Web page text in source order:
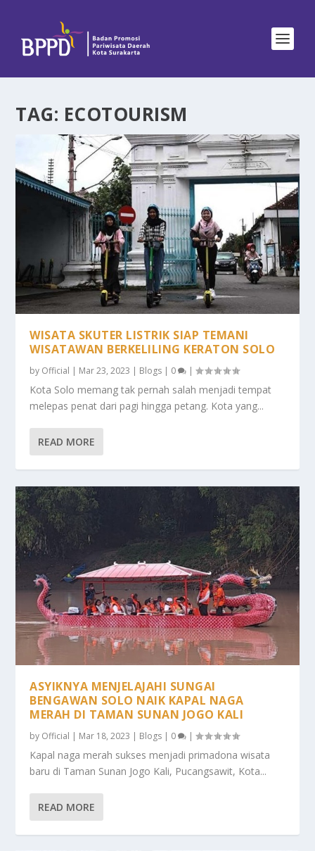
TAG: ECOTOURISM
WISATA SKUTER LISTRIK SIAP TEMANI
WISATAWAN BERKELILING KERATON SOLO
by Official | Mar 23, 2023 | Blogs | 0 |
Kota Solo memang tak pernah salah menjadi tempat
melepas penat dari pagi hingga petang. Kota yang...
READ MORE
ASYIKNYA MENJELAJAHI SUNGAI
BENGAWAN SOLO NAIK KAPAL NAGA
MERAH DI TAMAN SUNAN JOGO KALI
by Official | Mar 18, 2023 | Blogs | 0 |
Kapal naga merah sukses menjadi primadona wisata
baru di Taman Sunan Jogo Kali, Pucangsawit, Kota...
READ MORE